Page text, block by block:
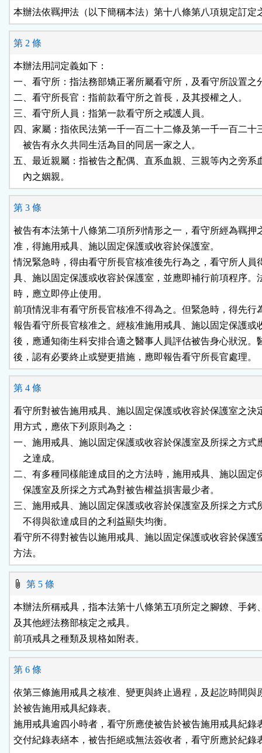
按
鈕
區
本辦法依羈押法（以下簡稱本法）第十八條第八項規定訂定
第 2 條
本辦法用詞定義如下：
一、看守所：指法務部矯正署所屬看守所，及看守所設置之
二、看守所長官：指前款看守所之首長，及其授權之人。
三、看守所人員：指第一款看守所之戒護人員。
四、家屬：指依民法第一千一百二十二條及第一千一百二十
    被告有永久共同生活為目的同居一家之人。
五、最近親屬：指被告之配偶、直系血親、三親等內之旁系
    內之姻親。
第 3 條
被告有本法第十八條第二項所列情形之一，看守所經為羈押
准，得施用戒具、施以固定保護或收容於保護室。
情況緊急時，得由看守所長官核准後先行為之，看守所人員
具、施以固定保護或收容於保護室，並應即補行前項程序。
時，應立即停止使用。
前項情況非有看守所長官核准不得為之。但緊急時，得先行
報告看守所長官核准之。經核准施用戒具、施以固定保護或
後，應通知衛生科安排合適之醫事人員評估被告身心狀況。
後，認有必要終止或變更措施，應即報告看守所長官處理。
第 4 條
看守所對被告施用戒具、施以固定保護或收容於保護室之決
用方式，應依下列原則為之：
一、施用戒具、施以固定保護或收容於保護室及所採之方式
    之達成。
二、有多種同樣能達成目的之方法時，施用戒具、施以固定
    保護室及所採之方式為對被告權益損害最少者。
三、施用戒具、施以固定保護或收容於保護室及所採之方式
    不得與欲達成目的之利益顯失均衡。
看守所不得對被告以施用戒具、施以固定保護或收容於保護
方法。
第 5 條
本辦法所稱戒具，指本法第十八條第五項所定之腳鐐、手銬
及其他經法務部核定之戒具。
前項戒具之種類及規格如附表。
第 6 條
依第三條施用戒具之核准、變更與終止過程，及起訖時間與
於被告施用戒具紀錄表。
施用戒具逾四小時者，看守所應使被告於被告施用戒具紀錄
交付紀錄表繕本，被告拒絕或無法簽收者，看守所應於紀錄